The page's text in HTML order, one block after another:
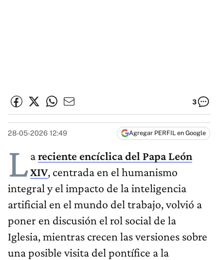
3
28-05-2026 12:49 Agregar PERFIL en Google
Lareciente encíclica del Papa León
XIV, centrada en el humanismo
integral y el impacto de la inteligencia
artificial en el mundo del trabajo, volvió a
poner en discusión el rol social de la
Iglesia, mientras crecen las versiones sobre
una posible visita del pontífice a la